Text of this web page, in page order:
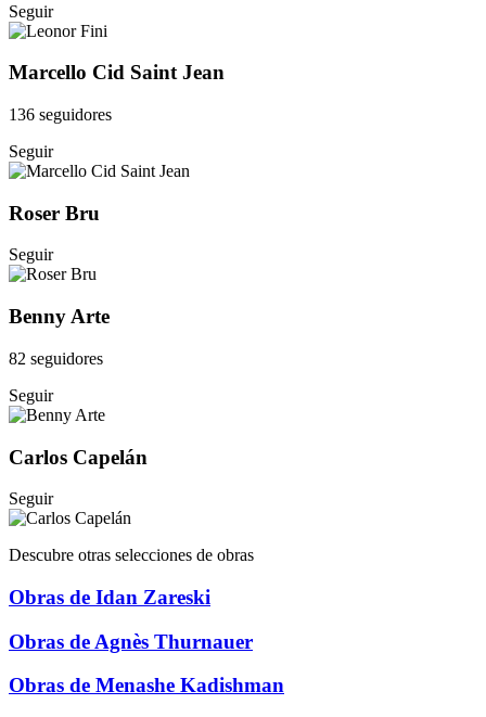
Seguir
Marcello Cid Saint Jean
136 seguidores
Seguir
Roser Bru
Seguir
Benny Arte
82 seguidores
Seguir
Carlos Capelán
Seguir
Descubre otras selecciones de obras
Obras de Idan Zareski
Obras de Agnès Thurnauer
Obras de Menashe Kadishman